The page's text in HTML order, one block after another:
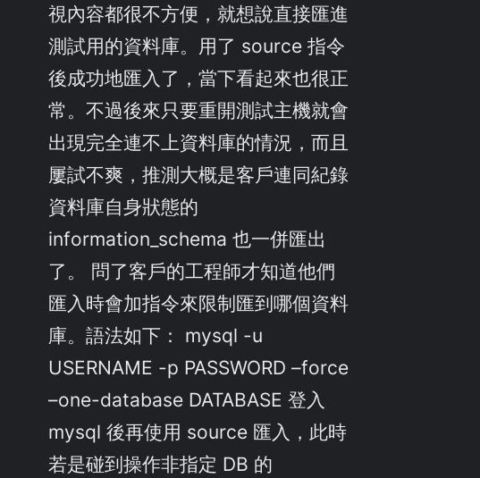
視內容都很不方便，就想說直接匯進
測試用的資料庫。用了 source 指令
後成功地匯入了，當下看起來也很正
常。不過後來只要重開測試主機就會
出現完全連不上資料庫的情況，而且
屢試不爽，推測大概是客戶連同紀錄
資料庫自身狀態的
information_schema 也一併匯出
了。 問了客戶的工程師才知道他們
匯入時會加指令來限制匯到哪個資料
庫。語法如下： mysql -u
USERNAME -p PASSWORD –force
–one-database DATABASE 登入
mysql 後再使用 source 匯入，此時
若是碰到操作非指定 DB 的